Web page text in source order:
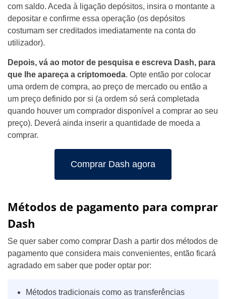
com saldo. Aceda à ligação depósitos, insira o montante a
depositar e confirme essa operação (os depósitos
costumam ser creditados imediatamente na conta do
utilizador).
Depois, vá ao motor de pesquisa e escreva Dash, para
que lhe apareça a criptomoeda. Opte então por colocar
uma ordem de compra, ao preço de mercado ou então a
um preço definido por si (a ordem só será completada
quando houver um comprador disponível a comprar ao seu
preço). Deverá ainda inserir a quantidade de moeda a
comprar.
Comprar Dash agora
Métodos de pagamento para comprar
Dash
Se quer saber como comprar Dash a partir dos métodos de
pagamento que considera mais convenientes, então ficará
agradado em saber que poder optar por:
Métodos tradicionais como as transferências